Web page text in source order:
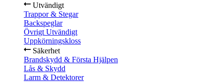
Utvändigt
Trappor & Stegar
Backspeglar
Övrigt Utvändigt
Uppkörningskloss
Säkerhet
Brandskydd & Första Hjälpen
Lås & Skydd
Larm & Detektorer